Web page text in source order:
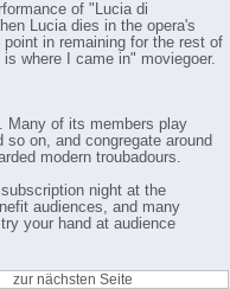
of "Lucia di
Lucia dies in the opera's
in remaining for the rest of
where I came in" moviegoer.
Many of its members play
on, and congregate around
modern troubadours.
night at the
audiences, and many
your hand at audience
zur nächsten Seite